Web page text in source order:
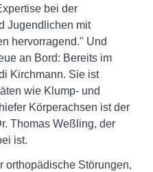
bei der
Jugendlichen mit
hervorragend." Und
an Bord: Bereits im
Kirchmann. Sie ist
wie Klump- und
Körperachsen ist der
Thomas Weßling, der
ist.
orthopädische Störungen,